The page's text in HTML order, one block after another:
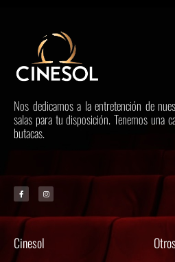
Nos dedicamos a la entretención de
salas para tu disposición. Tenemos una
butacas.
Cinesol